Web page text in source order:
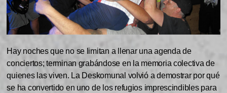
Hay noches que no se limitan a llenar una agenda de
conciertos; terminan grabándose en la memoria colectiva de
quienes las viven. La Deskomunal volvió a demostrar por qué
se ha convertido en uno de los refugios imprescindibles para